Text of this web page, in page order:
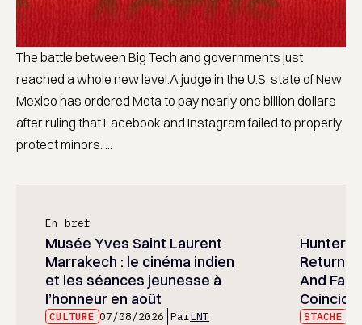
The battle between Big Tech and governments just
reached a whole new level.A judge in the U.S. state of New
Mexico has ordered Meta to pay nearly one billion dollars
after ruling that Facebook and Instagram failed to properly
protect minors. ...
En bref
Musée Yves Saint Laurent
Marrakech : le cinéma indien
et les séances jeunesse à
l’honneur en août
CULTURE 07/08/2026 ParLNT
Hunter
And
STACHE